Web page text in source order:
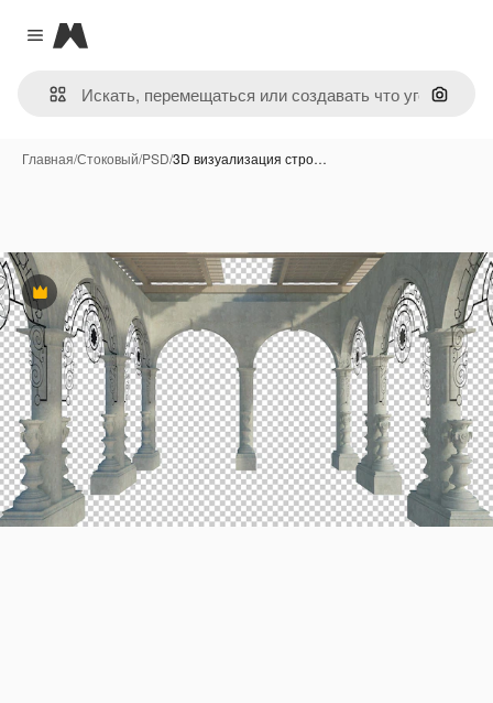
Close menu
Magnific
Поиск
Главная/Стоковый/PSD/3D визуализация стро…
Премиум